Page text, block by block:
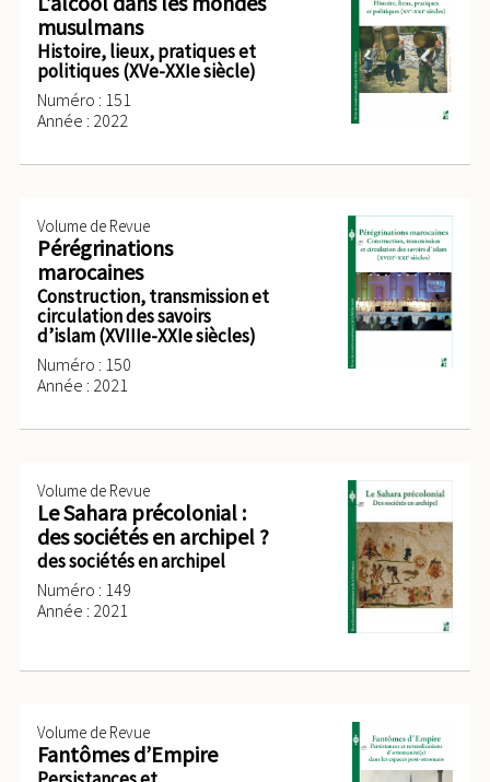
musulmans
Histoire, lieux, pratiques et
politiques (XVe-XXIe siècle)
Numéro : 151
Année : 2022
Volume de Revue
Pérégrinations
marocaines
Construction, transmission et
circulation des savoirs
d’islam (XVIIIe-XXIe siècles)
Numéro : 150
Année : 2021
Volume de Revue
Le Sahara précolonial :
des sociétés en archipel ?
des sociétés en archipel
Numéro : 149
Année : 2021
Volume de Revue
Fantômes d’Empire